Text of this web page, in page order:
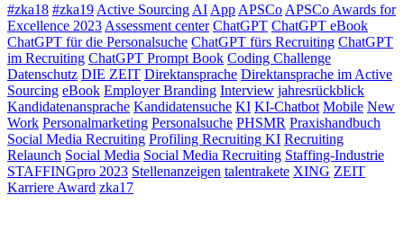
#zka18 #zka19 Active Sourcing AI App APSCo APSCo Awards for
Excellence 2023 Assessment center ChatGPT ChatGPT eBook
ChatGPT für die Personalsuche ChatGPT fürs Recruiting ChatGPT
im Recruiting ChatGPT Prompt Book Coding Challenge
Datenschutz DIE ZEIT Direktansprache Direktansprache im Active
Sourcing eBook Employer Branding Interview jahresrückblick
Kandidatenansprache Kandidatensuche KI KI-Chatbot Mobile New
Work Personalmarketing Personalsuche PHSMR Praxishandbuch
Social Media Recruiting Profiling Recruiting KI Recruiting
Relaunch Social Media Social Media Recruiting Staffing-Industrie
STAFFINGpro 2023 Stellenanzeigen talentrakete XING ZEIT
Karriere Award zka17